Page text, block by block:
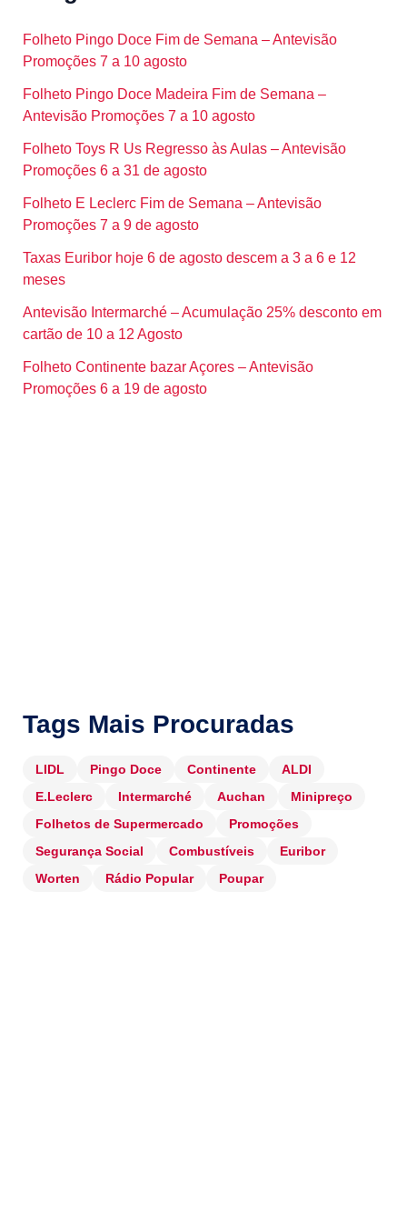
Folheto Pingo Doce Fim de Semana – Antevisão
Promoções 7 a 10 agosto
Folheto Pingo Doce Madeira Fim de Semana –
Antevisão Promoções 7 a 10 agosto
Folheto Toys R Us Regresso às Aulas – Antevisão
Promoções 6 a 31 de agosto
Folheto E Leclerc Fim de Semana – Antevisão
Promoções 7 a 9 de agosto
Taxas Euribor hoje 6 de agosto descem a 3 a 6 e 12
meses
Antevisão Intermarché – Acumulação 25% desconto em
cartão de 10 a 12 Agosto
Folheto Continente bazar Açores – Antevisão
Promoções 6 a 19 de agosto
Tags Mais Procuradas
LIDL Pingo Doce Continente
ALDI
E.Leclerc
Intermarché Auchan
Minipreço
Folhetos de Supermercado
Promoções
Segurança Social
Combustíveis
Euribor
Worten
Rádio Popular Poupar